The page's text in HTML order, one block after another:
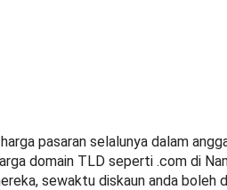
pasaran selalunya dalam
domain TLD seperti .com di
sewaktu diskaun anda boleh